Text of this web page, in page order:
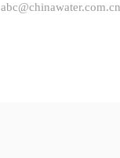
abc@chinawater.com.cn